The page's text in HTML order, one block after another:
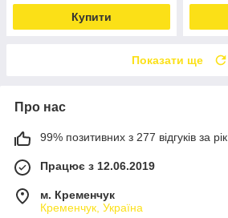
Купити
Показати ще
Про нас
99% позитивних з 277 відгуків за рік
Працює з 12.06.2019
м. Кременчук
Кременчук, Україна